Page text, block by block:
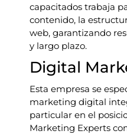
capacitados trabaja
contenido, la
web, garantizando
y largo plazo.
Digital
Esta empresa se
marketing digital
particular en el
Marketing Experts